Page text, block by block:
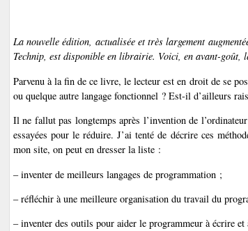
La nouvelle édition, actualisée et très largement
Technip, est disponible en librairie. Voici, en avant-goût,
Parvenu à la fin de ce livre, le lecteur est en droit de se
ou quelque autre langage fonctionnel ? Est-il d’ailleurs
Il ne fallut pas longtemps après l’invention de
essayées pour le réduire. J’ai tenté de décrire ces
mon site, on peut en dresser la liste :
– inventer de meilleurs langages de programmation ;
– réfléchir à une meilleure organisation du travail du
– inventer des outils pour aider le programmeur à écrire